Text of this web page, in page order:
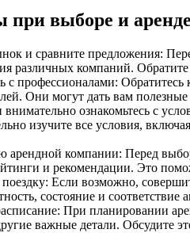
при выборе и
и сравните предложения:
различных компаний.
с профессионалами:
Они могут дать вам
ознакомьтесь с
изучите все условия,
арендной компании: Перед
и рекомендации. Это
Если возможно,
состояние и
При планировании
важные детали. Обсудите